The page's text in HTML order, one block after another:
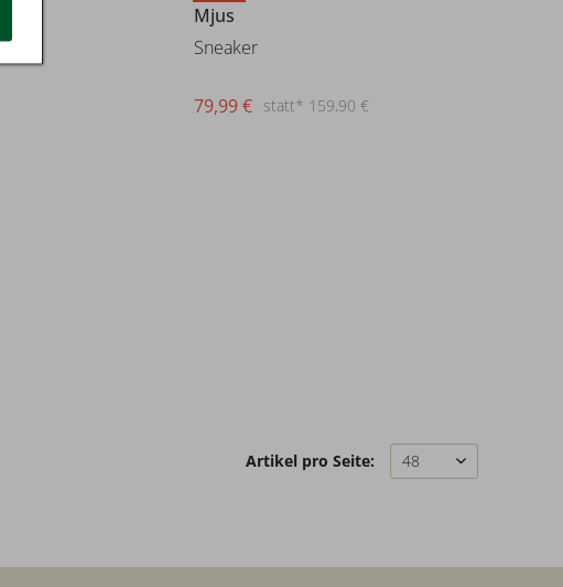
Mjus
Sneaker
statt* 159,90 €
79,99 €
Artikel pro Seite: